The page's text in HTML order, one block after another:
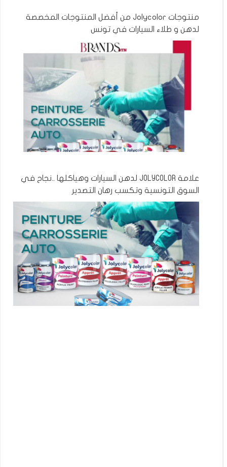
منتوجات Jolycolor من أفضل المنتوجات المخصصة
لدهن و طلاء السيارات في تونس
علامة JOLYCOLOR لدهن السيارات وهياكلها ..نجاح في
السوق التونسية وتكسب رهان التصدير